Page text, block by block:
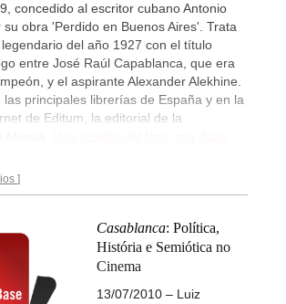
concedido al escritor cubano Antonio
su obra 'Perdido en Buenos Aires'. Trata
del año 1927 con el título
entre José Raúl Capablanca, que era
y el aspirante Alexander Alekhine.
las principales librerías de España y en la
de Editum, la editorial de la
Casablanca: Política,
História e Semiótica no
Cinema
13/07/2010 – Luiz